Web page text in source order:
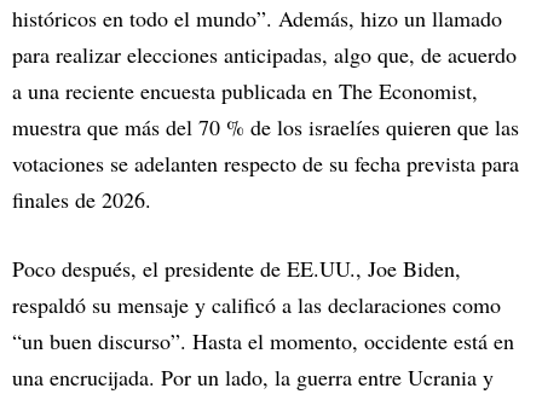
históricos en todo el mundo”. Además, hizo un llamado
para realizar elecciones anticipadas, algo que, de acuerdo
a una reciente encuesta publicada en The Economist,
muestra que más del 70 % de los israelíes quieren que las
votaciones se adelanten respecto de su fecha prevista para
finales de 2026.
Poco después, el presidente de EE.UU., Joe Biden,
respaldó su mensaje y calificó a las declaraciones como
“un buen discurso”. Hasta el momento, occidente está en
una encrucijada. Por un lado, la guerra entre Ucrania y